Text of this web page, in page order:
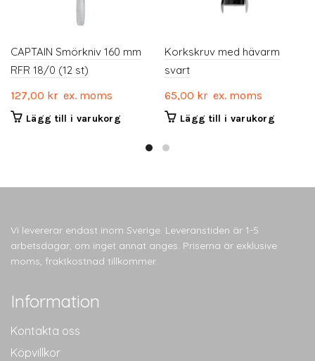
CAPTAIN Smörkniv 160 mm
RFR 18/0 (12 st)
127,00 kr ex. moms
Lägg till i varukorg
Korkskruv med hävarm
svart
65,00 kr ex. moms
Lägg till i varukorg
Vi levererar endast inom Sverige. Leveranstiden är 1-5
arbetsdagar, om inget annat anges. Priserna är exklusive
moms, fraktkostnad tillkommer.
Information
Kontakta oss
Köpvillkor